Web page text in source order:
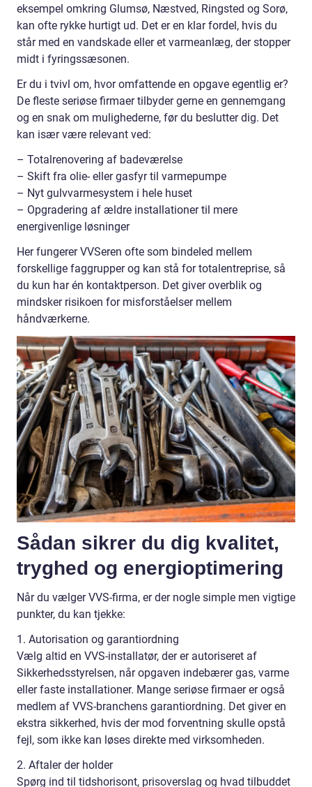
eksempel omkring Glumsø, Næstved, Ringsted og Sorø,
kan ofte rykke hurtigt ud. Det er en klar fordel, hvis du
står med en vandskade eller et varmeanlæg, der stopper
midt i fyringssæsonen.
Er du i tvivl om, hvor omfattende en opgave egentlig er?
De fleste seriøse firmaer tilbyder gerne en gennemgang
og en snak om mulighederne, før du beslutter dig. Det
kan især være relevant ved:
– Totalrenovering af badeværelse
– Skift fra olie- eller gasfyr til varmepumpe
– Nyt gulvvarmesystem i hele huset
– Opgradering af ældre installationer til mere
energivenlige løsninger
Her fungerer VVSeren ofte som bindeled mellem
forskellige faggrupper og kan stå for totalentreprise, så
du kun har én kontaktperson. Det giver overblik og
mindsker risikoen for misforståelser mellem
håndværkerne.
Sådan sikrer du dig kvalitet,
tryghed og energioptimering
Når du vælger VVS-firma, er der nogle simple men vigtige
punkter, du kan tjekke:
1. Autorisation og garantiordning
Vælg altid en VVS-installatør, der er autoriseret af
Sikkerhedsstyrelsen, når opgaven indebærer gas, varme
eller faste installationer. Mange seriøse firmaer er også
medlem af VVS-branchens garantiordning. Det giver en
ekstra sikkerhed, hvis der mod forventning skulle opstå
fejl, som ikke kan løses direkte med virksomheden.
2. Aftaler der holder
Spørg ind til tidshorisont, prisoverslag og hvad tilbuddet